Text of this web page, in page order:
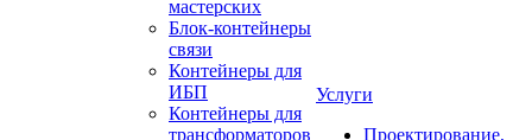
мастерских
Блок-контейнеры
связи
Контейнеры для
ИБП
Контейнеры для
трансформаторов
Услуги
Проектирование,